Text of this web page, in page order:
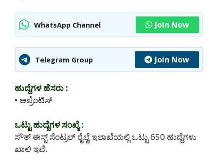
WhatsApp Channel Join Now
Telegram Group Join Now
ಹುದ್ದೆಗಳ ಹೆಸರು :
• ಅಪ್ರೆಂಟಿಸ್
ಒಟ್ಟು ಹುದ್ದೆಗಳ ಸಂಖ್ಯೆ :
ಸೌತ್ ಈಸ್ಟ್ ಸೆಂಟ್ರಲ್ ರೈಲ್ವೆ ಇಲಾಖೆಯಲ್ಲಿ ಒಟ್ಟು 650 ಹುದ್ದೆಗಳು
ಖಾಲಿ ಇವೆ.